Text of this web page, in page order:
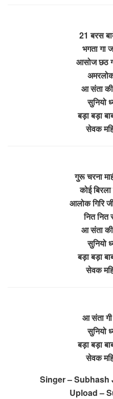
21 बरस
भगता गा
आसोज छठ
आ संता की
सुनियो
बड़ा बड़ा
सेवक
गुरू चरना
कोई बिरला
आलोक गिरि
नित नित
आ संता की
सुनियो
बड़ा बड़ा
सेवक
आ संता गी
सुनियो
बड़ा बड़ा
सेवक
Singer – Subhash
Upload –